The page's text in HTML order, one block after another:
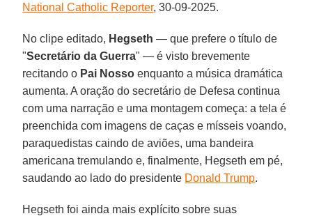
National Catholic Reporter, 30-09-2025.
No clipe editado, Hegseth — que prefere o título de
"Secretário da Guerra" — é visto brevemente
recitando o Pai Nosso enquanto a música dramática
aumenta. A oração do secretário de Defesa continua
com uma narração e uma montagem começa: a tela é
preenchida com imagens de caças e mísseis voando,
paraquedistas caindo de aviões, uma bandeira
americana tremulando e, finalmente, Hegseth em pé,
saudando ao lado do presidente Donald Trump.
Hegseth foi ainda mais explícito sobre suas